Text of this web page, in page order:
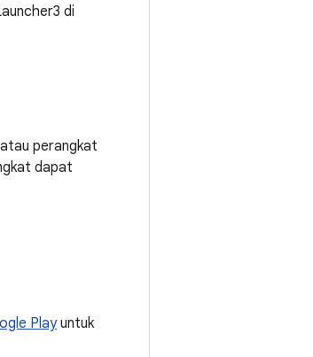
di
perangkat
dapat
Playuntuk